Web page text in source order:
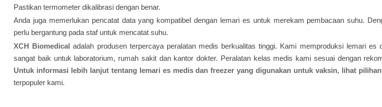
Pastikan termometer dikalibrasi dengan benar.
Anda juga memerlukan pencatat data yang kompatibel dengan lemari es untuk merekam pembacaan suhu.
perlu bergantung pada staf untuk mencatat suhu.
XCH Biomedicaladalah produsen terpercaya peralatan medis berkualitas tinggi. Kami memproduksi lemari es
sangat baik untuk laboratorium, rumah sakit dan kantor dokter. Peralatan kelas medis kami sesuai dengan
Untuk informasi lebih lanjut tentang lemari es medis dan freezer yang digunakan untuk vaksin, lihat
terpopuler kami.